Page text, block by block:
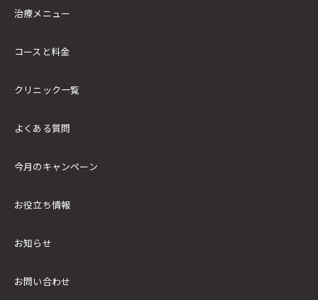
治療メニュー
コースと料金
クリニック一覧
よくある質問
今月のキャンペーン
お役立ち情報
お知らせ
お問い合わせ